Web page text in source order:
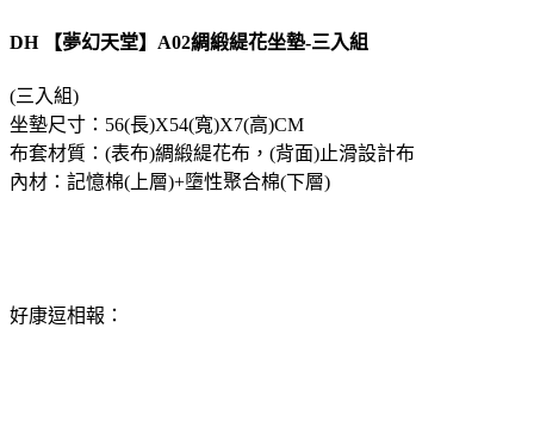
DH 【夢幻天堂】A02綢緞緹花坐墊-三入組
(三入組)
坐墊尺寸：56(長)X54(寬)X7(高)CM
布套材質：(表布)綢緞緹花布，(背面)止滑設計布
內材：記憶棉(上層)+墮性聚合棉(下層)
好康逗相報：